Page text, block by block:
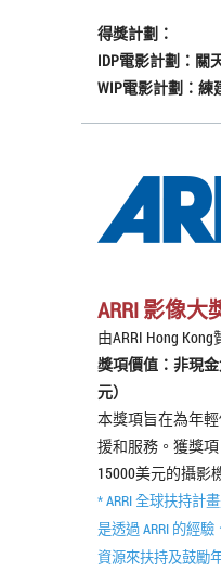
得獎計劃：
IDP電影計劃：關
WIP電影計劃：練
ARRI 影像大
由ARRI Hong Kong
獎項價值：非現金
元）
本獎項旨在為年
援和服務。獲獎項
15000美元的攝影
* ARRI 全球扶持計
是透過 ARRI 的經
資源來扶持及鼓勵